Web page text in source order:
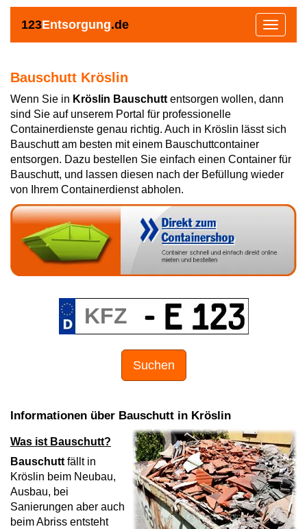
123Entsorgung.de
Toggle
Bauschutt Kröslin
Wenn Sie in Kröslin Bauschutt entsorgen wollen, dann
sind Sie auf unserem Portal für professionelle
Containerdienste genau richtig. Auch in Kröslin lässt sich
Bauschutt am besten mit einem Bauschuttcontainer
entsorgen. Dazu bestellen Sie einfach einen Container für
Bauschutt, und lassen diesen nach der Befüllung wieder
von Ihrem Containerdienst abholen.
Suchen
Informationen über Bauschutt in Kröslin
Was ist Bauschutt?
Bauschutt fällt in
Kröslin beim Neubau,
Ausbau, bei
Sanierungen aber auch
beim Abriss entsteht